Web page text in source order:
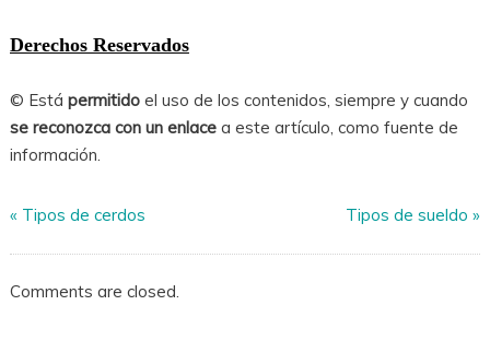
Derechos Reservados
© Está permitidoel uso de los contenidos, siempre y cuando
se reconozca con un enlacea este artículo, como fuente de
información.
« Tipos de cerdos Tipos de sueldo »
Comments are closed.